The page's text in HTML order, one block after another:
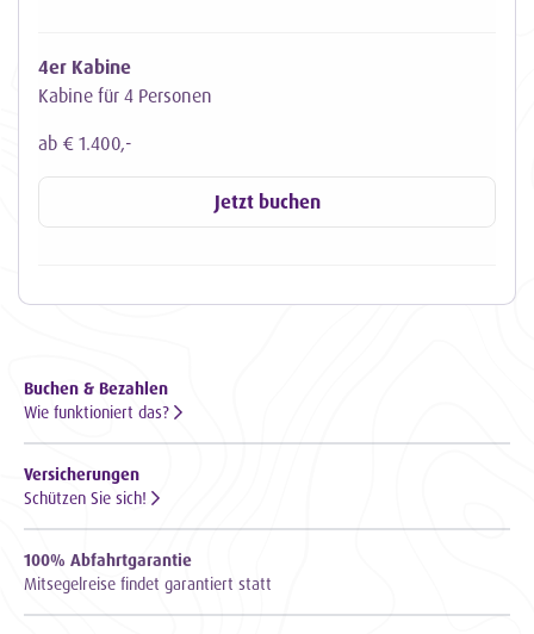
4er Kabine
Kabine für 4 Personen
ab € 1.400,-
Jetzt buchen
Buchen & Bezahlen
Wie funktioniert das?
Versicherungen
Schützen Sie sich!
100% Abfahrtgarantie
Mitsegelreise findet garantiert statt